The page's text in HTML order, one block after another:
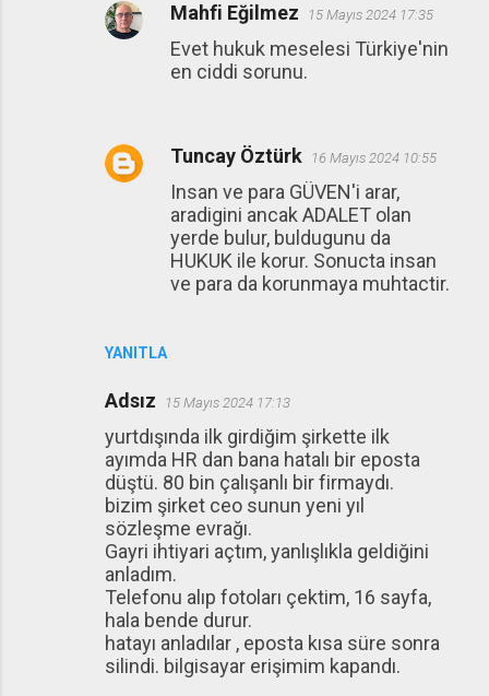
YANITLA
Mahfi Eğilmez 15 Mayıs 2024 17:35
Evet hukuk meselesi Türkiye'nin
en ciddi sorunu.
Tuncay Öztürk 16 Mayıs 2024 10:55
Insan ve para GÜVEN'i arar,
aradigini ancak ADALET olan
yerde bulur, buldugunu da
HUKUK ile korur. Sonucta insan
ve para da korunmaya muhtactir.
Adsız 15 Mayıs 2024 17:13
yurtdışında ilk girdiğim şirkette ilk
ayımda HR dan bana hatalı bir eposta
düştü. 80 bin çalışanlı bir firmaydı.
bizim şirket ceo sunun yeni yıl
sözleşme evrağı.
Gayri ihtiyari açtım, yanlışlıkla geldiğini
anladım.
Telefonu alıp fotoları çektim, 16 sayfa,
hala bende durur.
hatayı anladılar , eposta kısa süre sonra
silindi. bilgisayar erişimim kapandı.